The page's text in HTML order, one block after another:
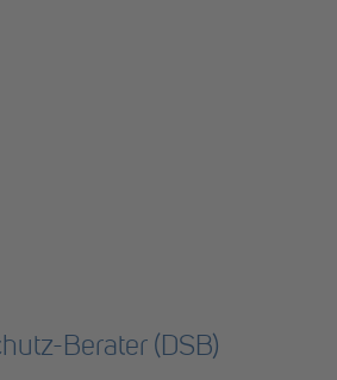
Berater (DSB)